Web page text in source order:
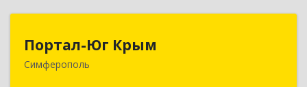
Портал-Юг Крым
Симферополь
295015, Крым Респ, Симферополь г, Козлова ул,